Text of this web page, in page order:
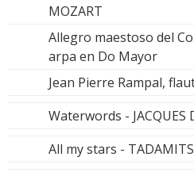
MOZART
Allegro maestoso del
arpa en Do Mayor
Jean Pierre Rampal,
Waterwords - JACQUES
All my stars -